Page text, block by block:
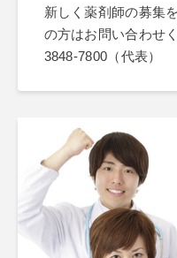
新しく薬剤師の募集
の方はお問い合わせ
3848-7800（代表）